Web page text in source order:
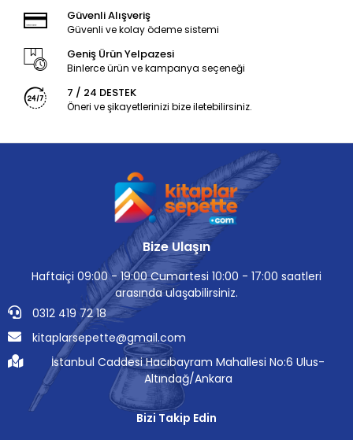
Güvenli Alışveriş
Güvenli ve kolay ödeme sistemi
Geniş Ürün Yelpazesi
Binlerce ürün ve kampanya seçeneği
7 / 24 DESTEK
Öneri ve şikayetlerinizi bize iletebilirsiniz.
Bize Ulaşın
Haftaiçi 09:00 - 19:00 Cumartesi 10:00 - 17:00 saatleri
arasında ulaşabilirsiniz.
0312 419 72 18
kitaplarsepette@gmail.com
İstanbul Caddesi Hacıbayram Mahallesi No:6 Ulus-
Altındağ/Ankara
Bizi Takip Edin